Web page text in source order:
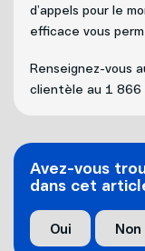
d’appels pour le
efficace vous
Renseignez-vous
clientèle au 1
Avez-vous
dans cet
Oui Non